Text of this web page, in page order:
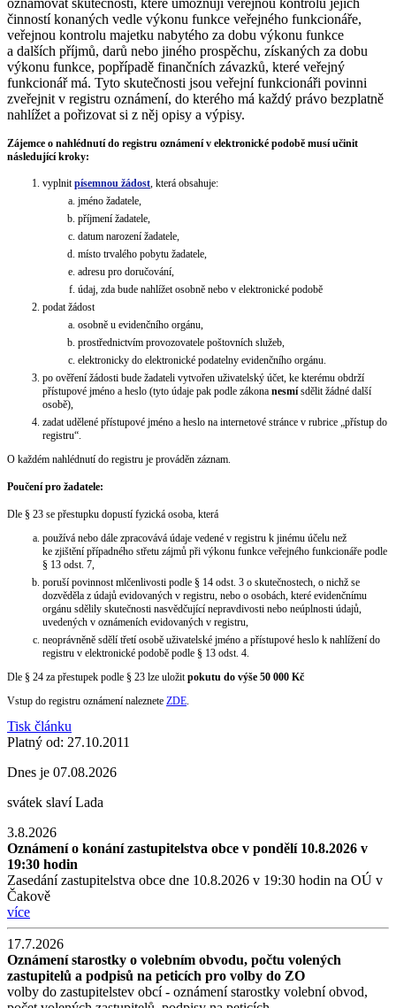
činností konaných vedle výkonu funkce veřejného funkcionáře,
veřejnou kontrolu majetku nabytého za dobu výkonu funkce
a dalších příjmů, darů nebo jiného prospěchu, získaných za dobu
výkonu funkce, popřípadě finančních závazků, které veřejný
funkcionář má. Tyto skutečnosti jsou veřejní funkcionáři povinni
zveřejnit v registru oznámení, do kterého má každý právo bezplatně
nahlížet a pořizovat si z něj opisy a výpisy.
Zájemce o nahlédnutí do registru oznámení v elektronické podobě musí učinit
následující kroky:
vyplnit písemnou žádost, která obsahuje:
jméno žadatele,
příjmení žadatele,
datum narození žadatele,
místo trvalého pobytu žadatele,
adresu pro doručování,
údaj, zda bude nahlížet osobně nebo v elektronické podobě
podat žádost
osobně u evidenčního orgánu,
prostřednictvím provozovatele poštovních služeb,
elektronicky do elektronické podatelny evidenčního orgánu.
po ověření žádosti bude žadateli vytvořen uživatelský účet, ke kterému obdrží
přístupové jméno a heslo (tyto údaje pak podle zákona nesmí sdělit žádné další
osobě),
zadat udělené přístupové jméno a heslo na internetové stránce v rubrice „přístup do
registru“.
O každém nahlédnutí do registru je prováděn záznam.
Poučení pro žadatele:
Dle § 23 se přestupku dopustí fyzická osoba, která
používá nebo dále zpracovává údaje vedené v registru k jinému účelu než
ke zjištění případného střetu zájmů při výkonu funkce veřejného funkcionáře podle
§ 13 odst. 7,
poruší povinnost mlčenlivosti podle § 14 odst. 3 o skutečnostech, o nichž se
dozvěděla z údajů evidovaných v registru, nebo o osobách, které evidenčnímu
orgánu sdělily skutečnosti nasvědčující nepravdivosti nebo neúplnosti údajů,
uvedených v oznámeních evidovaných v registru,
neoprávněně sdělí třetí osobě uživatelské jméno a přístupové heslo k nahlížení do
registru v elektronické podobě podle § 13 odst. 4.
Dle § 24 za přestupek podle § 23 lze uložit pokutu do výše 50 000 Kč
Vstup do registru oznámení naleznete ZDE.
Tisk článku
Platný od: 27.10.2011
Dnes je 07.08.2026
svátek slavíLada
3.8.2026
Oznámení o konání zastupitelstva obce v pondělí 10.8.2026 v
19:30 hodin
Zasedání zastupitelstva obce dne 10.8.2026 v 19:30 hodin na OÚ v
Čakově
více
17.7.2026
Oznámení starostky o volebním obvodu, počtu volených
zastupitelů a podpisů na peticích pro volby do ZO
volby do zastupitelstev obcí - oznámení starostky volební obvod,